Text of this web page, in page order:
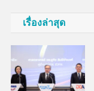
เรื่องล่าสุด